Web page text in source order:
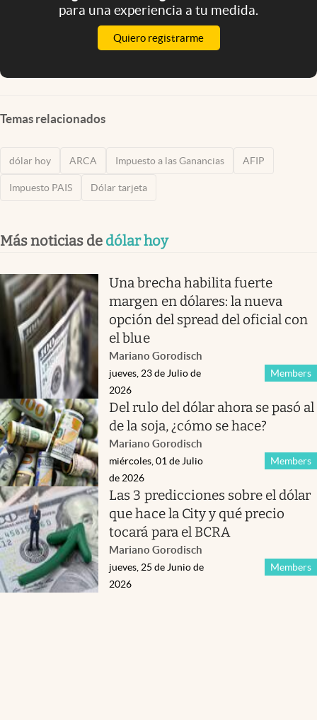
para una experiencia a tu medida.
Quiero registrarme
Temas relacionados
dólar hoy ARCA Impuesto a las Ganancias AFIP
Impuesto PAIS Dólar tarjeta
Más noticias de dólar hoy
Una brecha habilita fuerte
margen en dólares: la nueva
opción del spread del oficial con
el blue
Mariano Gorodisch
Members
jueves, 23 de Julio de
2026
Del rulo del dólar ahora se pasó al
de la soja, ¿cómo se hace?
Mariano Gorodisch
Members
miércoles, 01 de Julio
de 2026
Las 3 predicciones sobre el dólar
que hace la City y qué precio
tocará para el BCRA
Mariano Gorodisch
Members
jueves, 25 de Junio de
2026